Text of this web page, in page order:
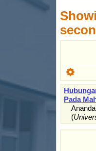
Pada
(